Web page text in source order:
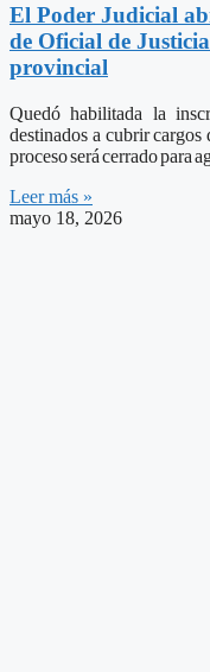
El Poder Judicial
de Oficial de
provincial
Quedó habilitada la
destinados a cubrir
proceso será cerrado para
Leer más »
mayo 18, 2026